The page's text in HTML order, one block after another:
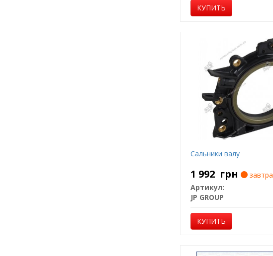
КУПИТЬ
Сальники валу
1 992 грн
завтра
Артикул:
JP GROUP
КУПИТЬ